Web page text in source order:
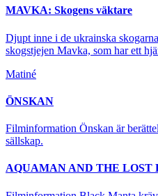
MAVKA: Skogens väktare
Djupt inne i de ukrainska
skogstjejen Mavka, som har ett
Matiné
ÖNSKAN
Filminformation Önskan är
sällskap.
AQUAMAN AND THE LOST